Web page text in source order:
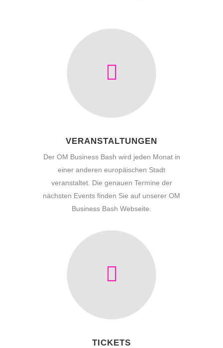
VERANSTALTUNGEN
Der OM Business Bash wird jeden Monat in
einer anderen europäischen Stadt
veranstaltet. Die genauen Termine der
nächsten Events finden Sie auf unserer OM
Business Bash Webseite.
TICKETS